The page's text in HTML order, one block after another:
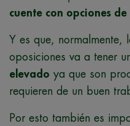
cuente con opciones
Y es que, normalmente,
oposiciones va a tener
elevado ya que son
requieren de un buen
Por esto también es